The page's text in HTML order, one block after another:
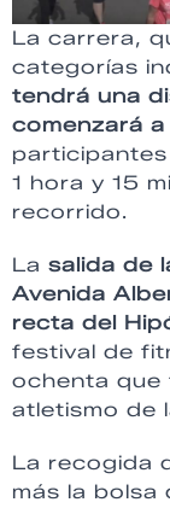
La carrera,
categorías
tendrá una
comenzará
1 hora y 15
recorrido.
La salida de
Avenida
recta del
festival de
ochenta que
atletismo de
La recogida
más la bolsa